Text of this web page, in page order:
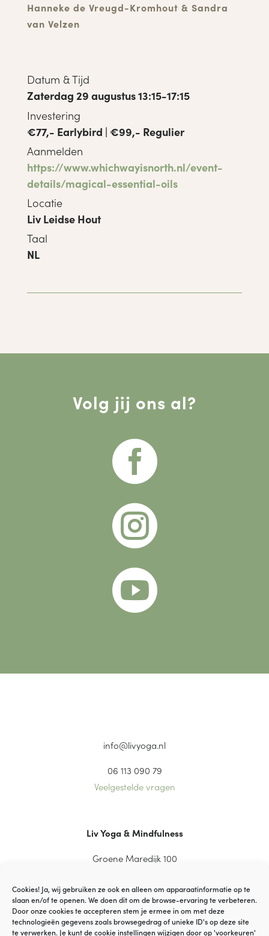
Cookies! Ja, wij gebruiken ze ook en alleen om apparaatinformatie op te
slaan en/of te openen. We doen dit om de browse-ervaring te verbeteren.
Door onze cookies te accepteren stem je ermee in om met deze
technologieën gegevens zoals browsegedrag of unieke ID's op deze site
te verwerken. Je kunt de cookie instellingen wijzigen door op 'voorkeuren'
Hanneke de Vreugd-Kromhout & Sandra
van Velzen
Datum & Tijd
Zaterdag 29 augustus 13:15-17:15
Investering
€77,- Earlybird | €99,- Regulier
Aanmelden
https://www.whichwayisnorth.nl/event-
details/magical-essential-oils
Locatie
Liv Leidse Hout
Taal
NL
Volg jij ons al?



info@livyoga.nl
06 113 090 79
Veelgestelde vragen
Liv Yoga & Mindfulness
Groene Maredijk 100
© VOF YaGi Yoga